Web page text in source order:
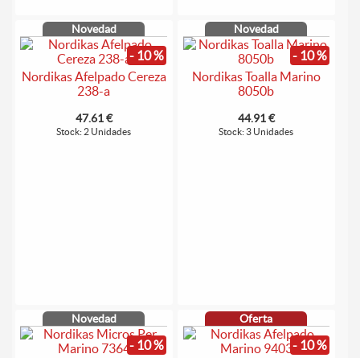
Novedad
- 10 %
Nordikas Afelpado Cereza
238-a
47.61 €
Stock: 2 Unidades
Novedad
- 10 %
Nordikas Toalla Marino
8050b
44.91 €
Stock: 3 Unidades
Novedad
- 10 %
Oferta
- 10 %